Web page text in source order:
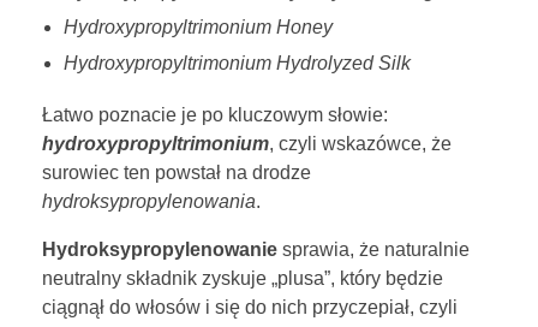
Hydroxypropyltrimonium Honey
Hydroxypropyltrimonium Hydrolyzed Silk
Łatwo poznacie je po kluczowym słowie:
hydroxypropyltrimonium, czyli wskazówce, że
surowiec ten powstał na drodze
hydroksypropylenowania.
Hydroksypropylenowanie sprawia, że naturalnie
neutralny składnik zyskuje „plusa”, który będzie
ciągnął do włosów i się do nich przyczepiał, czyli